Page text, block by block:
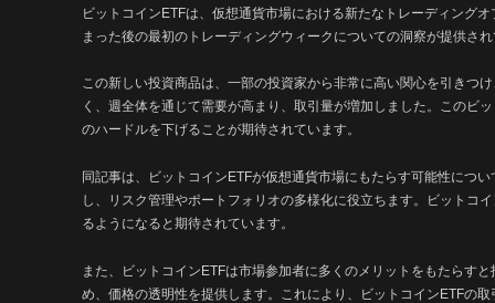
ビットコインETFは、仮想通貨市場における新たなトレーディング
まった後の最初のトレーディングウィークについての洞察が提供さ
この新しい投資商品は、一部の投資家から非常に高い関心を引きつ
く、週全体を通じて需要が高まり、取引量が増加しました。このビ
のハードルを下げることが期待されています。
同記事は、ビットコインETFが仮想通貨市場にもたらす可能性につ
し、リスク管理やポートフォリオの多様化に役立ちます。ビットコ
るようになると期待されています。
また、ビットコインETFは市場参加者に多くのメリットをもたらす
め、価格の透明性を提供します。これにより、ビットコインETFの